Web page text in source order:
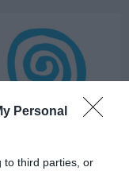
Personal
to third parties, or